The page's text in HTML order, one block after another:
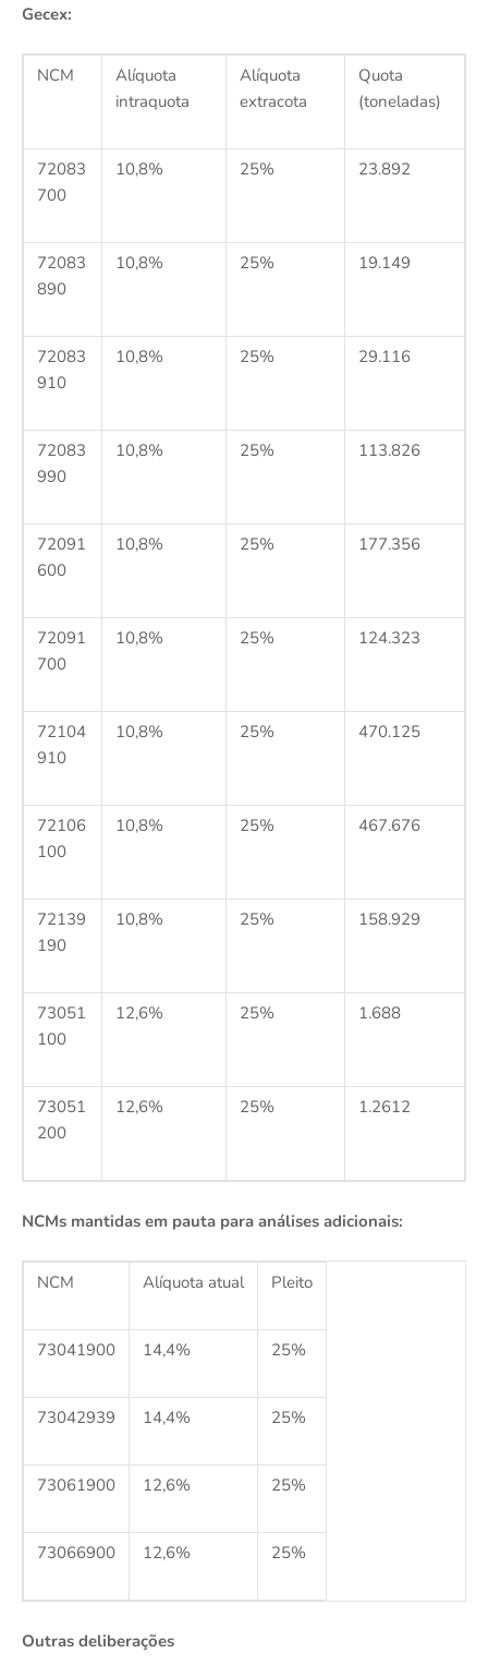
Gecex:
NCM
Alíquota
intraquota
Alíquota
extracota
Quota
(toneladas)
72083
700
10,8% 25% 23.892
72083
890
10,8% 25% 19.149
72083
910
10,8% 25% 29.116
72083
990
10,8% 25% 113.826
72091
600
10,8% 25% 177.356
72091
700
10,8% 25% 124.323
72104
910
10,8% 25% 470.125
72106
100
10,8% 25% 467.676
72139
190
10,8% 25% 158.929
73051
100
12,6% 25% 1.688
73051
200
12,6% 25% 1.2612
NCMs mantidas em pauta para análises adicionais:
NCM Alíquota atual Pleito
73041900 14,4% 25%
73042939 14,4% 25%
73061900 12,6% 25%
73066900 12,6% 25%
Outras deliberações